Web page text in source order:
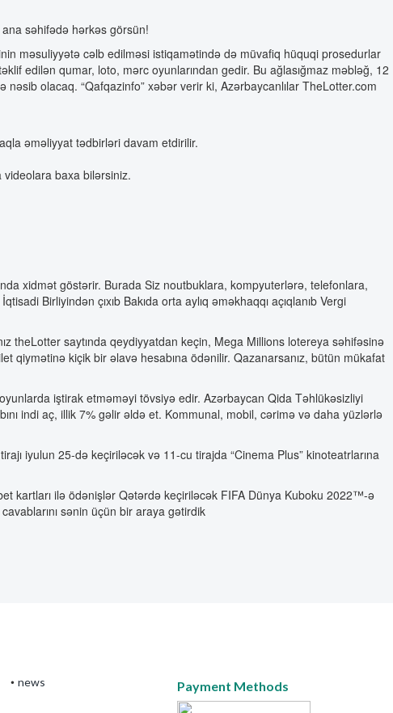
ana səhifədə hərkəs görsün!
məsuliyyətə cəlb edilməsi istiqamətində də müvafiq hüquqi prosedurlar
edilən qumar, loto, mərc oyunlarından gedir. Bu ağlasığmaz məbləğ, 12
olacaq. “Qafqazinfo” xəbər verir ki, Azərbaycanlılar TheLotter.com
əməliyyat tədbirləri davam etdirilir.
baxa bilərsiniz.
xidmət göstərir. Burada Siz noutbuklara, kompyuterlərə, telefonlara,
Birliyindən çıxıb Bakıda orta aylıq əməkhaqqı açıqlanıb Vergi
theLotter saytında qeydiyyatdan keçin, Mega Millions lotereya səhifəsinə
qiymətinə kiçik bir əlavə hesabına ödənilir. Qazanarsanız, bütün mükafat
iştirak etməməyi tövsiyə edir. Azərbaycan Qida Təhlükəsizliyi
indi aç, illik 7% gəlir əldə et. Kommunal, mobil, cərimə və daha yüzlərlə
iyulun 25-də keçiriləcək və 11-cu tirajda “Cinema Plus” kinoteatrlarına
kartları ilə ödənişlər Qətərdə keçiriləcək FIFA Dünya Kuboku 2022™-ə
sənin üçün bir araya gətirdik
news Payment Methods